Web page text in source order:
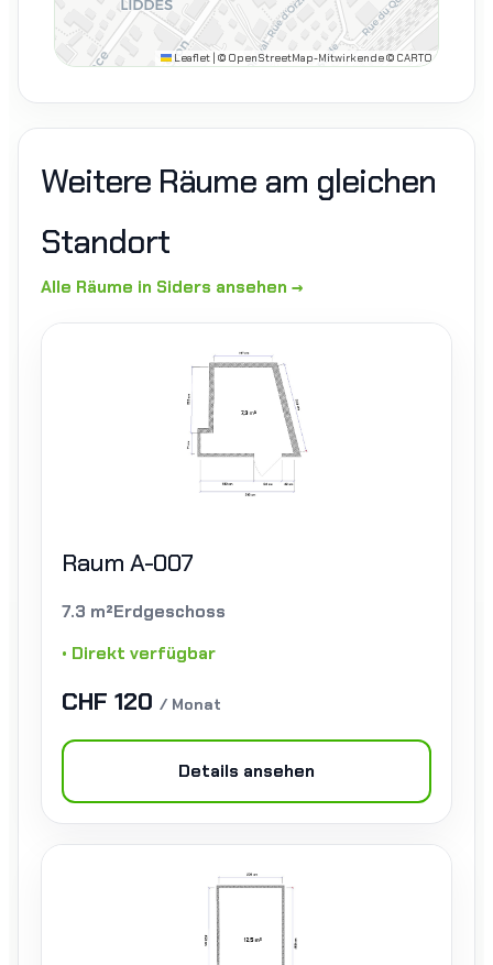
Leaflet | © OpenStreetMap-Mitwirkende © CARTO
Weitere Räume am gleichen
Standort
Alle Räume in Siders ansehen →
Raum A-007
7.3 m²Erdgeschoss
• Direkt verfügbar
CHF 120 / Monat
Details ansehen